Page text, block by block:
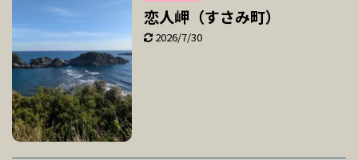
恋人岬（すさみ町）
2026/7/30